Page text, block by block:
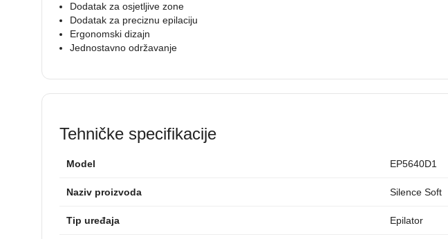
Dodatak za osjetljive zone
Dodatak za preciznu epilaciju
Ergonomski dizajn
Jednostavno održavanje
Tehničke specifikacije
Model EP5640D1
Naziv proizvoda Silence Soft
Tip uređaja Epilator